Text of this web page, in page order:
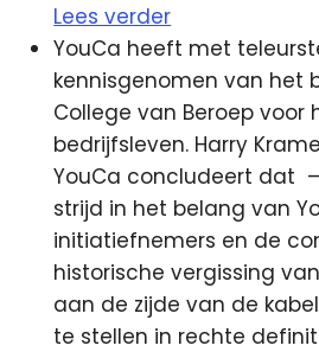
Lees verder
YouCa heeft met
kennisgenomen van het
College van Beroep voor
bedrijfsleven. Harry
YouCa concludeert dat
strijd in het belang van
initiatiefnemers en de
historische vergissing
aan de zijde van de
te stellen in rechte